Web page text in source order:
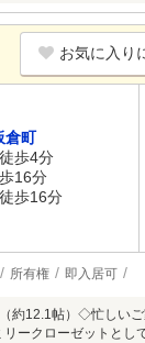
お気に入り
倉町
歩4分
16分
歩16分
所有権 即入居可
約12.1帖）◇忙しい
ークローゼットと